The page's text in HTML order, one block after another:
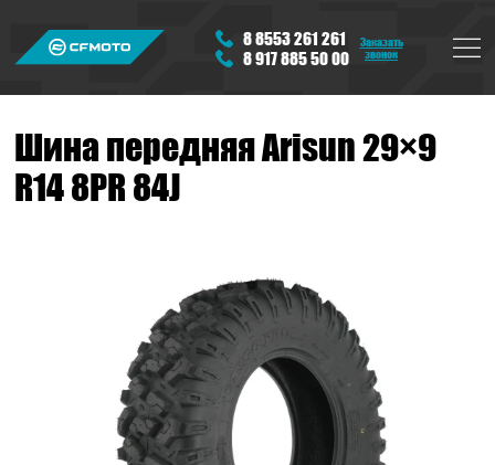
8 8553 261 261
8 917 885 50 00
Заказать
звонок
Шина передняя Arisun 29×9
R14 8PR 84J